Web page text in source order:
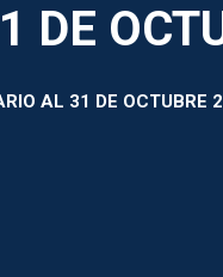
DE
AL 31 DE OCTUBRE